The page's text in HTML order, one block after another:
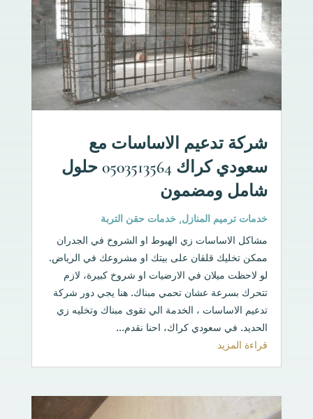
شركة تدعيم الاساسات مع
سعودي كراك 0503513564 حلول
شامل ومضمون
خدمات ترميم المنازل, خدمات حقن التربة
مشاكل الاساسات زي الهبوط او الشروخ في الجدران
ممكن تخليك قلقان على بيتك او مشروعك في الرياض.
لو لاحظت ميلان في الارضيات او شروخ كبيرة، لازم
تتحرك بسرعة عشان تحمي مبناك. هنا يجي دور شركة
تدعيم الاساسات ، الخدمة الي تقوى مبناك وتخليه زي
الحديد. في سعودي كراك، احنا نقدم...
قراءة المزيد